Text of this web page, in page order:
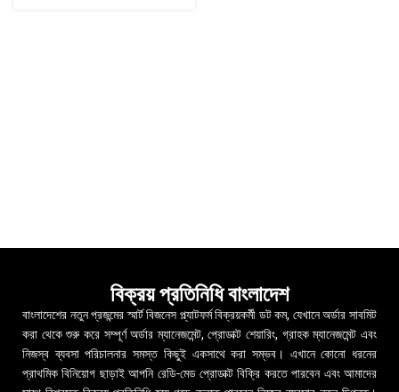
বিক্রয় প্রতিনিধি বাংলাদেশ
বাংলাদেশের নতুন প্রজন্মের স্মার্ট বিজনেস প্ল্যাটফর্ম বিক্রয়কর্মী ডট কম, যেখানে অর্ডার সাবমিট
করা থেকে শুরু করে সম্পূর্ণ অর্ডার ম্যানেজমেন্ট, প্রোডাক্ট শেয়ারিং, গ্রাহক ম্যানেজমেন্ট এবং
নিজস্ব ব্যবসা পরিচালনার সমস্ত কিছুই একসাথে করা সম্ভব। এখানে কোনো ধরনের
প্রাথমিক বিনিয়োগ ছাড়াই আপনি রেডি-মেড প্রোডাক্ট বিক্রি করতে পারবেন এবং আমাদের